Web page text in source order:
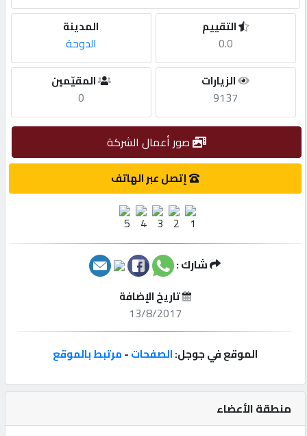
مطلوب
طلب
الاحصائيات
إتصل
إعلانات
منطقة الأعضاء
المدينة
الدوحة
التقييم
0.0
المقيّمين
0
الزيارات
9137
صور أعمال الشركة
إتصل عبر الهاتف
شارك :
تاريخ الإضافة
13/8/2017
الموقع في جوجل:الصفحات-مرتبط بالموقع